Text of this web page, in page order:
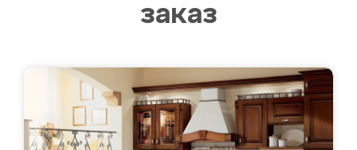
заказ